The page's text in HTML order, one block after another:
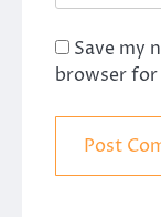
Save my
browser